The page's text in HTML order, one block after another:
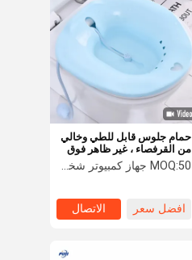
حمام جلوس قابل للطي وخالي
من القرفصاء ، غير ظاهر فوق
مقعد الحمام لعلاج جروح ما بعد
الولادة ، والبواسير ، والعناية
MOQ:50 جهاز كمبيوتر شخصى
افضل سعر الاتصال